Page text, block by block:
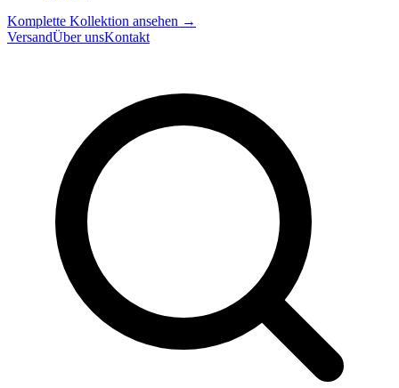
Komplette Kollektion ansehen →
VersandÜber unsKontakt